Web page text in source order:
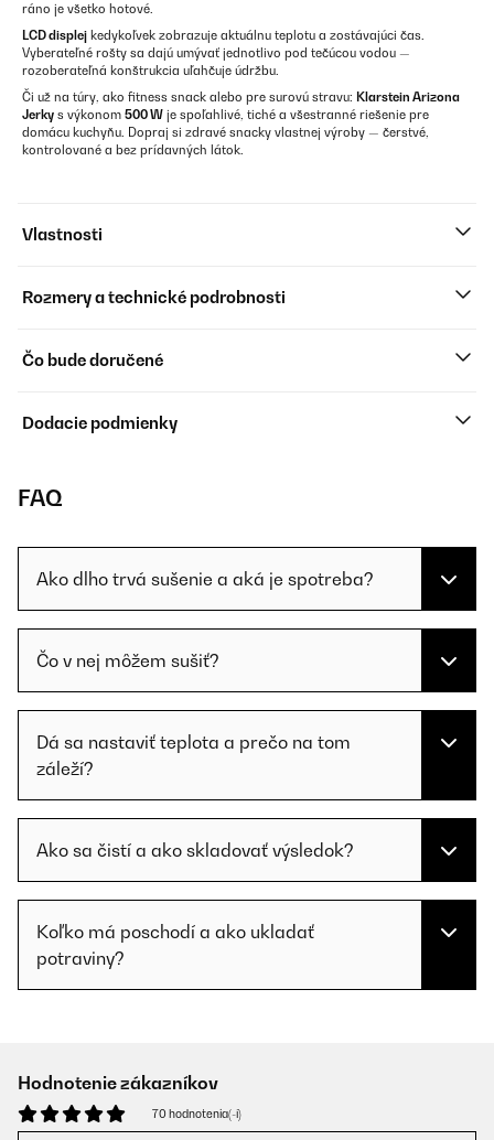
ráno je všetko hotové.
LCD displej kedykoľvek zobrazuje aktuálnu teplotu a zostávajúci čas.
Vyberateľné rošty sa dajú umývať jednotlivo pod tečúcou vodou —
rozoberateľná konštrukcia uľahčuje údržbu.
Či už na túry, ako fitness snack alebo pre surovú stravu: Klarstein Arizona
Jerky s výkonom 500 W je spoľahlivé, tiché a všestranné riešenie pre
domácu kuchyňu. Dopraj si zdravé snacky vlastnej výroby — čerstvé,
kontrolované a bez prídavných látok.
Vlastnosti
Rozmery a technické podrobnosti
Čo bude doručené
Dodacie podmienky
FAQ
Ako dlho trvá sušenie a aká je spotreba?
Čo v nej môžem sušiť?
Dá sa nastaviť teplota a prečo na tom
záleží?
Ako sa čistí a ako skladovať výsledok?
Koľko má poschodí a ako ukladať
potraviny?
Hodnotenie zákazníkov
70 hodnotenia(-í)